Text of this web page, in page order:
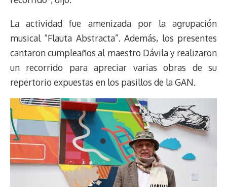
La actividad fue amenizada por la agrupación
musical “Flauta Abstracta”. Además, los presentes
cantaron cumpleaños al maestro Dávila y realizaron
un recorrido para apreciar varias obras de su
repertorio expuestas en los pasillos de la GAN.